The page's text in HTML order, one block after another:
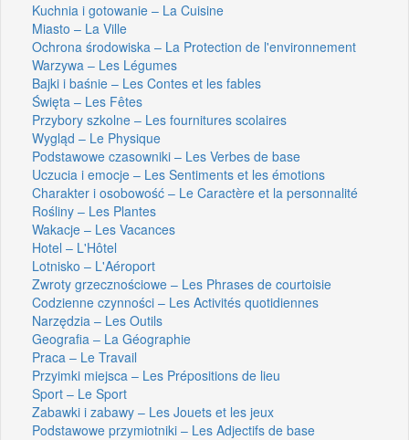
Kuchnia i gotowanie – La Cuisine
Miasto – La Ville
Ochrona środowiska – La Protection de l'environnement
Warzywa – Les Légumes
Bajki i baśnie – Les Contes et les fables
Święta – Les Fêtes
Przybory szkolne – Les fournitures scolaires
Wygląd – Le Physique
Podstawowe czasowniki – Les Verbes de base
Uczucia i emocje – Les Sentiments et les émotions
Charakter i osobowość – Le Caractère et la personnalité
Rośliny – Les Plantes
Wakacje – Les Vacances
Hotel – L'Hôtel
Lotnisko – L'Aéroport
Zwroty grzecznościowe – Les Phrases de courtoisie
Codzienne czynności – Les Activités quotidiennes
Narzędzia – Les Outils
Geografia – La Géographie
Praca – Le Travail
Przyimki miejsca – Les Prépositions de lieu
Sport – Le Sport
Zabawki i zabawy – Les Jouets et les jeux
Podstawowe przymiotniki – Les Adjectifs de base